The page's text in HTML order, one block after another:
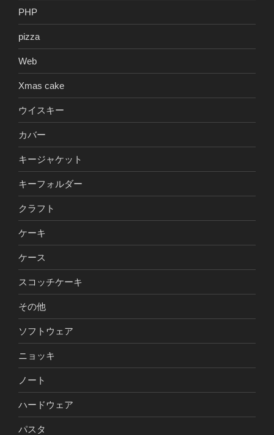
PHP
pizza
Web
Xmas cake
ウイスキー
カバー
キージャケット
キーフォルダー
クラフト
ケーキ
ケース
スコッチケーキ
その他
ソフトウェア
ニョッキ
ノート
ハードウェア
パスタ